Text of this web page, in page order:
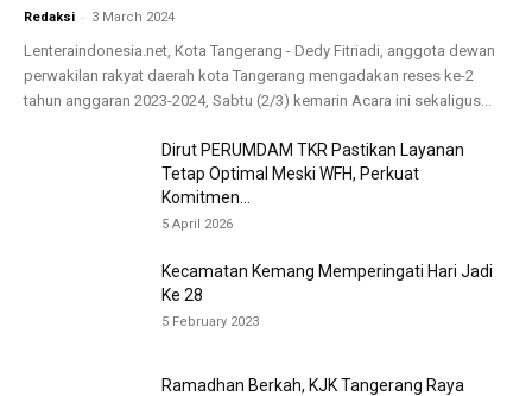
Redaksi - 3 March 2024
Lenteraindonesia.net, Kota Tangerang - Dedy Fitriadi, anggota dewan
perwakilan rakyat daerah kota Tangerang mengadakan reses ke-2
tahun anggaran 2023-2024, Sabtu (2/3) kemarin Acara ini sekaligus...
Dirut PERUMDAM TKR Pastikan Layanan
Tetap Optimal Meski WFH, Perkuat
Komitmen...
5 April 2026
Kecamatan Kemang Memperingati Hari Jadi
Ke 28
5 February 2023
Ramadhan Berkah, KJK Tangerang Raya